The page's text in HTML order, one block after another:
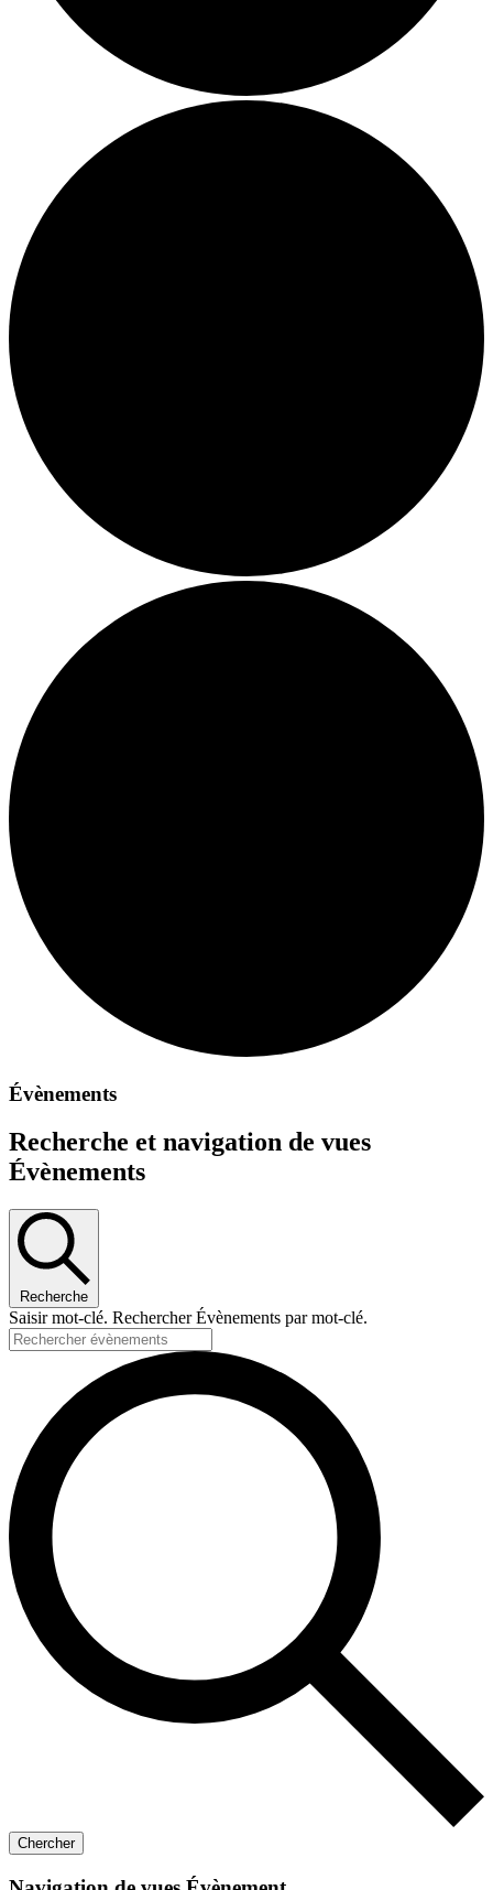
Évènements
Recherche et navigation de vues
Évènements
Recherche
Saisir mot-clé. Rechercher Évènements par mot-clé.
Chercher